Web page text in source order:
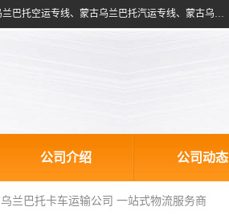
北京跃瑞航星国际货运代理有限公司是一家北京到蒙古乌兰巴托物流专线公司，主营业务：蒙古乌兰巴托空运专线、蒙古乌兰巴托汽运专线、蒙古乌兰巴托散货拼箱、蒙古乌兰巴托双清包税、蒙古乌兰巴托铁路运输等运输服务。以北京为中心服务于全国各地，运输能力及代理网络覆盖蒙古、俄罗斯、中亚五国各主要城市及站点。
公司介绍 公司动态
兰巴托卡车运输公司 一站式物流服务商